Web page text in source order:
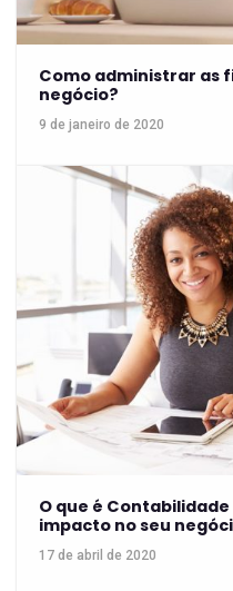
Como administrar as
negócio?
9 de janeiro de 2020
O que é
impacto no seu
17 de abril de 2020